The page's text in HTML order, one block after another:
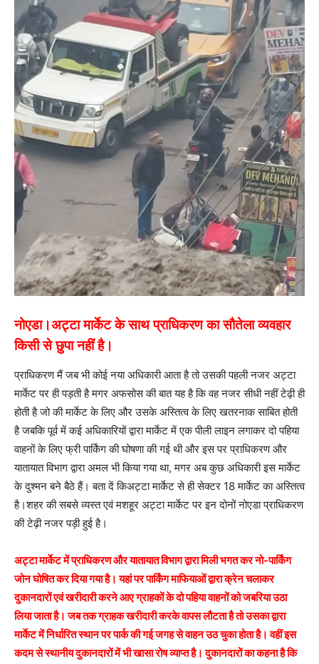
नोएडा।अट्टा मार्केट के साथ प्राधिकरण का सौतेला व्यवहार
किसी से छुपा नहीं है।
प्राधिकरण मैं जब भी कोई नया अधिकारी आता है तो उसकी पहली नजर अट्टा
मार्केट पर ही पड़ती है मगर अफसोस की बात यह है कि वह नजर सीधी नहीं टेढ़ी ही
होती है जो की मार्केट के लिए और उसके अस्तित्व के लिए खतरनाक साबित होती
है जबकि पूर्व में कई अधिकारियों द्वारा मार्केट में एक पीली लाइन लगाकर दो पहिया
वाहनों के लिए फ्री पार्किंग की घोषणा की गई थी और इस पर प्राधिकरण और
यातायात विभाग द्वारा अमल भी किया गया था, मगर अब कुछ अधिकारी इस मार्केट
के दुश्मन बने बैठे हैं। बता दें किअट्टा मार्केट से ही सेक्टर 18 मार्केट का अस्तित्व
है।शहर की सबसे व्यस्त एवं मशहूर अट्टा मार्केट पर इन दोनों नोएडा प्राधिकरण
की टेढ़ी नजर पड़ी हुई है।
अट्टा मार्केट में प्राधिकरण और यातायात विभाग द्वारा मिली भगत कर नो-पार्किंग
जोन घोषित कर दिया गया है। यहां पर पार्किंग माफियाओं द्वारा क्रेन चलाकर
दुकानदारों एवं खरीदारी करने आए ग्राहकों के दो पहिया वाहनों को जबरिया उठा
लिया जाता है। जब तक ग्राहक खरीदारी करके वापस लौटता है तो उसका द्वारा
मार्केट में निर्धारित स्थान पर पार्क की गई जगह से वाहन उठ चुका होता है। वहीं इस
कदम से स्थानीय दुकानदारों में भी खासा रोष व्याप्त है। दुकानदारों का कहना है कि